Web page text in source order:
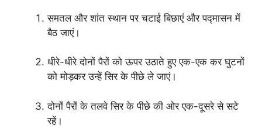
समतल और शांत स्थान पर चटाई बिछाएं और पद्मासन में
बैठ जाएं।
धीरे-धीरे दोनों पैरों को ऊपर उठाते हुए एक-एक कर घुटनों
को मोड़कर उन्हें सिर के पीछे ले जाएं।
दोनों पैरों के तलवे सिर के पीछे की ओर एक-दूसरे से सटे
रहें।